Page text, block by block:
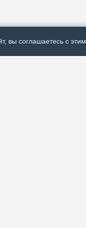
вы соглашаетесь с этим.